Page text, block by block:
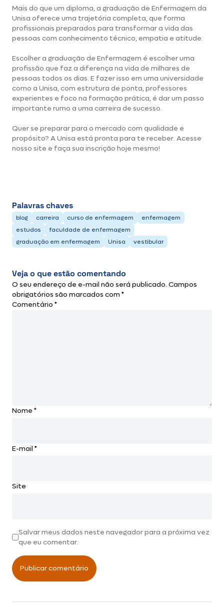
Mais do que um diploma, a graduação de Enfermagem da
Unisa oferece uma trajetória completa, que forma
profissionais preparados para transformar a vida das
pessoas com conhecimento técnico, empatia e atitude.
Escolher a graduação de Enfermagem é escolher uma
profissão que faz a diferença na vida de milhares de
pessoas todos os dias. E fazer isso em uma universidade
como a Unisa, com estrutura de ponta, professores
experientes e foco na formação prática, é dar um passo
importante rumo a uma carreira de sucesso.
Quer se preparar para o mercado com qualidade e
propósito? A Unisa está pronta para te receber. Acesse
nosso site e faça sua inscrição hoje mesmo!
Palavras chaves
blog carreira curso de enfermagem
enfermagem
estudos
faculdade de enfermagem
graduação em enfermagem
Unisa vestibular
Veja o que estão comentando
O seu endereço de e-mail não será publicado. Campos
obrigatórios são marcados com *
Comentário *
Nome *
E-mail *
Site
Salvar meus dados neste navegador para a próxima vez
que eu comentar.